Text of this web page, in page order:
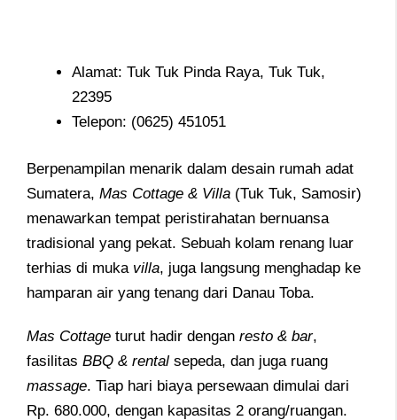
Alamat: Tuk Tuk Pinda Raya, Tuk Tuk,
22395
Telepon: (0625) 451051
Berpenampilan menarik dalam desain rumah adat
Sumatera, Mas Cottage & Villa (Tuk Tuk, Samosir)
menawarkan tempat peristirahatan bernuansa
tradisional yang pekat. Sebuah kolam renang luar
terhias di muka villa, juga langsung menghadap ke
hamparan air yang tenang dari Danau Toba.
Mas Cottage turut hadir dengan resto & bar,
fasilitas BBQ & rental sepeda, dan juga ruang
massage. Tiap hari biaya persewaan dimulai dari
Rp. 680.000, dengan kapasitas 2 orang/ruangan.